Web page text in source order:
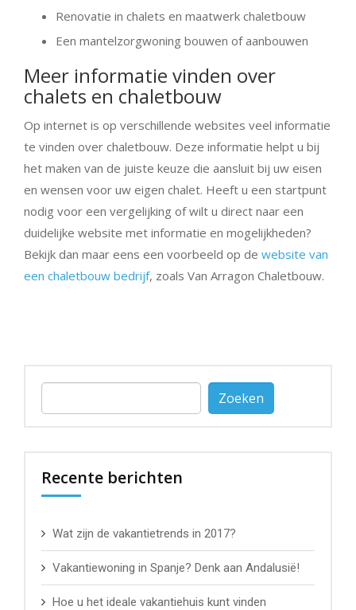
Renovatie in chalets en maatwerk chaletbouw
Een mantelzorgwoning bouwen of aanbouwen
Meer informatie vinden over
chalets en chaletbouw
Op internet is op verschillende websites veel informatie
te vinden over chaletbouw. Deze informatie helpt u bij
het maken van de juiste keuze die aansluit bij uw eisen
en wensen voor uw eigen chalet. Heeft u een startpunt
nodig voor een vergelijking of wilt u direct naar een
duidelijke website met informatie en mogelijkheden?
Bekijk dan maar eens een voorbeeld op de website van
een chaletbouw bedrijf, zoals Van Arragon Chaletbouw.
naar:
Recente berichten
Wat zijn de vakantietrends in 2017?
Vakantiewoning in Spanje? Denk aan Andalusië!
Hoe u het ideale vakantiehuis kunt vinden